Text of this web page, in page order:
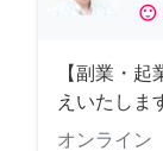
sentiment_satisfied
【副業・
えいたしま
オンライン